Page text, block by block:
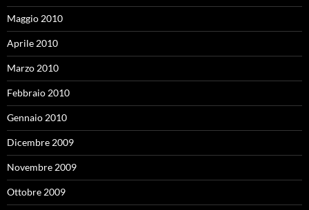
Maggio 2010
Aprile 2010
Marzo 2010
Febbraio 2010
Gennaio 2010
Dicembre 2009
Novembre 2009
Ottobre 2009